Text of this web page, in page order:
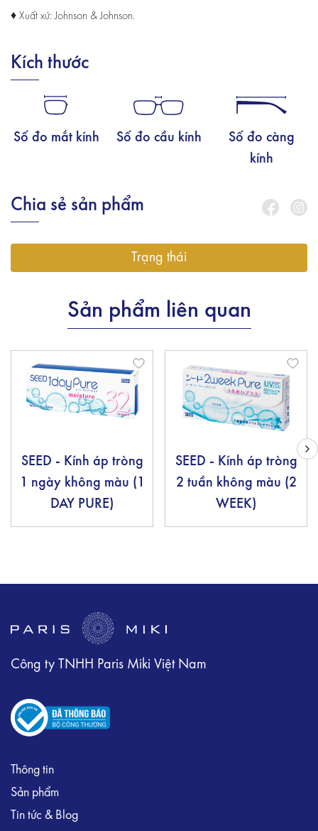
♦ Xuất xứ: Johnson & Johnson.
Kích thước
Số đo mắt kính Số đo cầu kính
Số đo càng
kính
Chia sẻ sản phẩm
Trạng thái
Sản phẩm liên quan
SEED - Kính áp tròng
1 ngày không màu (1
DAY PURE)
SEED - Kính áp tròng
2 tuần không màu (2
WEEK)
Công ty TNHH Paris Miki Việt Nam
Thông tin
Sản phẩm
Tin tức & Blog